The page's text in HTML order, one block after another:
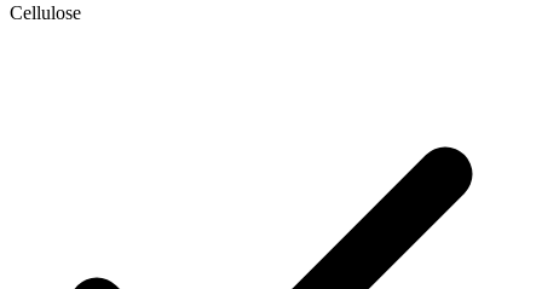
Cellulose